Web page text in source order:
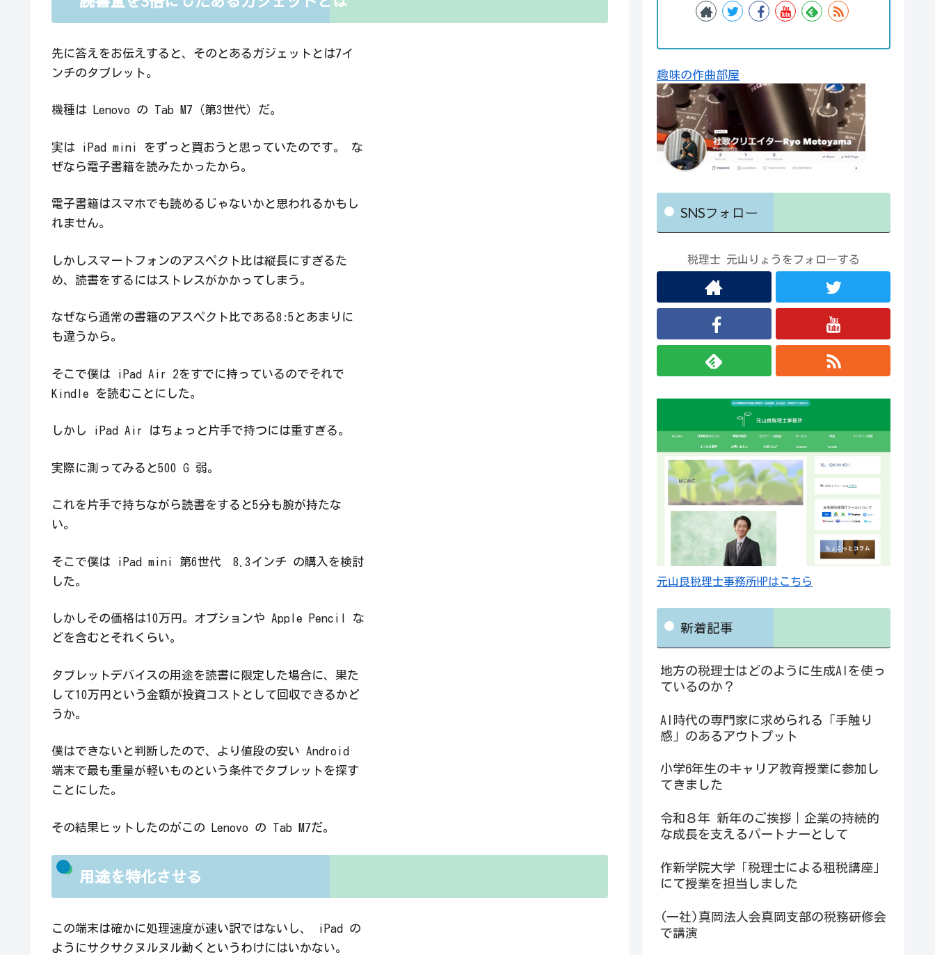
先に答えをお伝えすると、そのとあるガジェットとは7イ
ンチのタブレット。
機種は Lenovo の Tab M7（第3世代）だ。
実は iPad mini をずっと買おうと思っていたのです。 な
ぜなら電子書籍を読みたかったから。
電子書籍はスマホでも読めるじゃないかと思われるかもし
れません。
しかしスマートフォンのアスペクト比は縦長にすぎるた
め、読書をするにはストレスがかかってしまう。
なぜなら通常の書籍のアスペクト比である8:5とあまりに
も違うから。
そこで僕は iPad Air 2をすでに持っているのでそれで
Kindle を読むことにした。
しかし iPad Air はちょっと片手で持つには重すぎる。
実際に測ってみると500 G 弱。
これを片手で持ちながら読書をすると5分も腕が持たな
い。
そこで僕は iPad mini 第6世代 8.3インチ の購入を検討
した。
しかしその価格は10万円。オプションや Apple Pencil な
どを含むとそれくらい。
タブレットデバイスの用途を読書に限定した場合に、果た
して10万円という金額が投資コストとして回収できるかど
うか。
僕はできないと判断したので、より値段の安い Android
端末で最も重量が軽いものという条件でタブレットを探す
ことにした。
その結果ヒットしたのがこの Lenovo の Tab M7だ。
用途を特化させる
この端末は確かに処理速度が速い訳ではないし、 iPad の
ようにサクサクヌルヌル動くというわけにはいかない。
趣味の作曲部屋
SNSフォロー
税理士 元山りょうをフォローする
元山良税理士事務所HPはこちら
新着記事
地方の税理士はどのように生成AIを使っ
ているのか？
AI時代の専門家に求められる「手触り
感」のあるアウトプット
小学6年生のキャリア教育授業に参加し
てきました
令和８年 新年のご挨拶｜企業の持続的
な成長を支えるパートナーとして
作新学院大学「税理士による租税講座」
にて授業を担当しました
(一社)真岡法人会真岡支部の税務研修会
で講演